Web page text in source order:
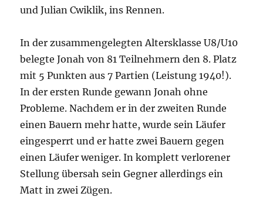
und Julian Cwiklik, ins Rennen.
In der zusammengelegten Altersklasse U8/U10
belegte Jonah von 81 Teilnehmern den 8. Platz
mit 5 Punkten aus 7 Partien (Leistung 1940!).
In der ersten Runde gewann Jonah ohne
Probleme. Nachdem er in der zweiten Runde
einen Bauern mehr hatte, wurde sein Läufer
eingesperrt und er hatte zwei Bauern gegen
einen Läufer weniger. In komplett verlorener
Stellung übersah sein Gegner allerdings ein
Matt in zwei Zügen.